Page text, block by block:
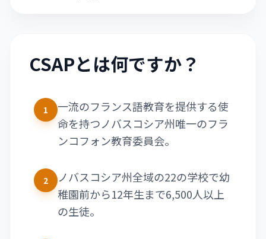
CSAPとは何ですか？
1
一流のフランス語教育を提供する使
命を持つノバスコシア州唯一のフラ
ンコフォン教育委員会。
2
ノバスコシア州全域の22の学校で幼
稚園前から12年生まで6,500人以上
の生徒。